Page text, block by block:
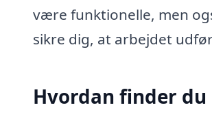
være funktionelle, men
sikre dig, at arbejdet
Hvordan finder